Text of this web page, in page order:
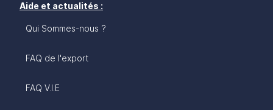
Aide et actualités :
Qui Sommes-nous ?
FAQ de l'export
FAQ V.I.E